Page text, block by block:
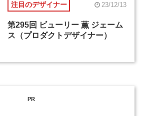
注目のデザイナー 23/12/13
第295回 ビューリー 薫 ジェーム
ス（プロダクトデザイナー）
PR